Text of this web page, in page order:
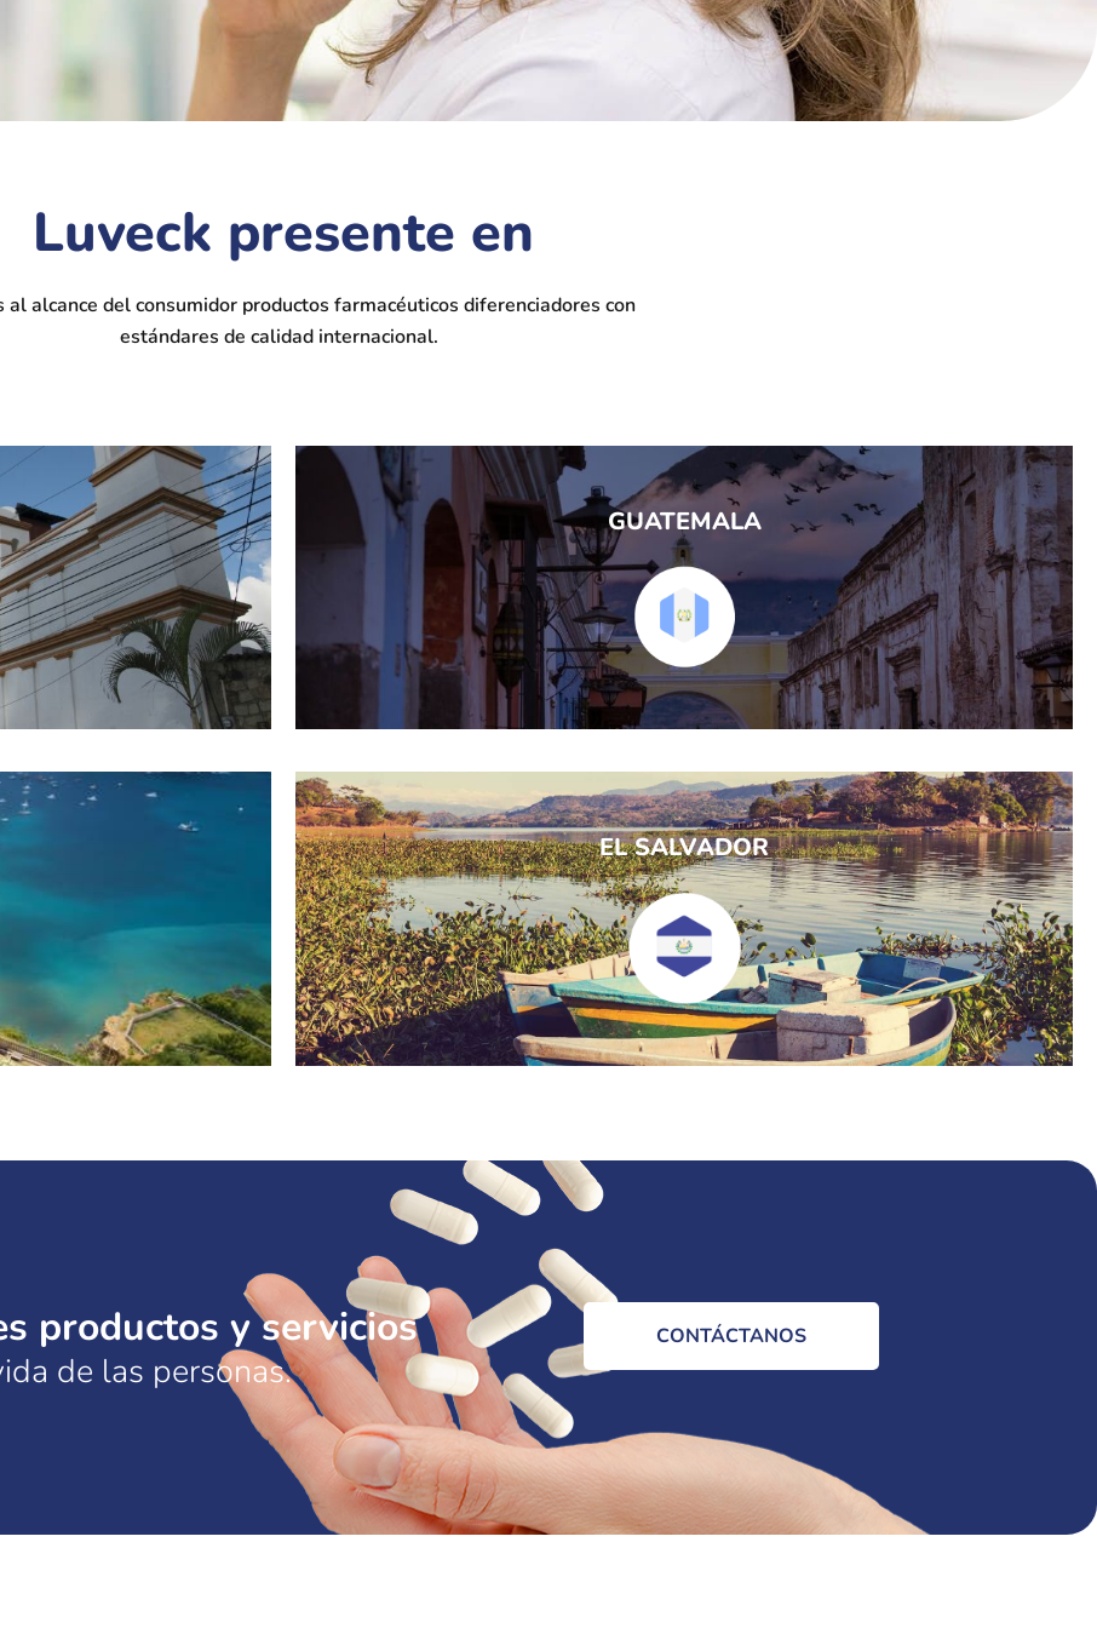
Luveck presente en
al alcance del consumidor productos farmacéuticos diferenciadores con
estándares de calidad internacional.
GUATEMALA
EL SALVADOR
productos y servicios
de las personas.
CONTÁCTANOS